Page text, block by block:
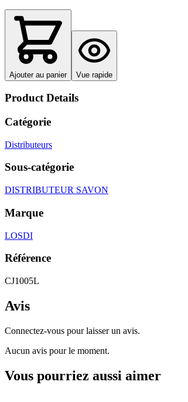
Ajouter au panier Vue rapide
Product Details
Catégorie
Distributeurs
Sous-catégorie
DISTRIBUTEUR SAVON
Marque
LOSDI
Référence
CJ1005L
Avis
Connectez-vous pour laisser un avis.
Aucun avis pour le moment.
Vous pourriez aussi aimer